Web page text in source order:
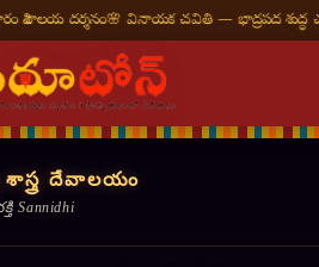
చవితి — భాద్రపద శుద్ధ చవితి⛩ తిరుమల తిరుపతి
శాస్త్ర దేవాలయం
Sannidhi